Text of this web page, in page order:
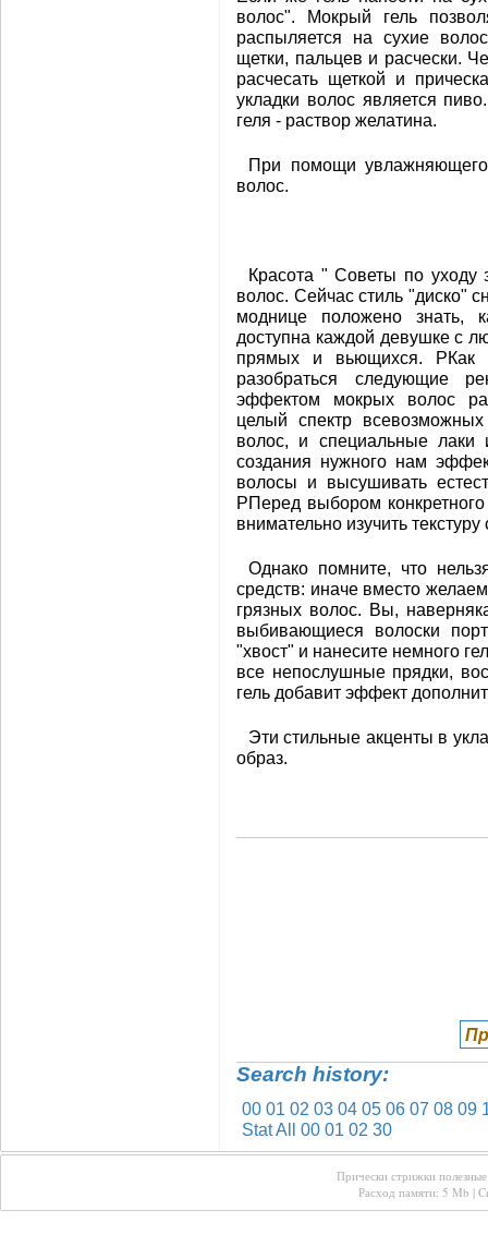
волос". Мокрый гель
распыляется на сухие
щетки, пальцев и расчески.
расчесать щеткой и
укладки волос является
геля - раствор желатина.
При помощи
волос.
Красота " Советы по уходу
волос. Сейчас стиль "диско"
моднице положено знать,
доступна каждой девушке с
прямых и вьющихся. PКак
разобраться следующие
эффектом мокрых волос
целый спектр
волос, и специальные лаки
создания нужного нам
волосы и высушивать
PПеред выбором
внимательно изучить
Однако помните, что
средств: иначе вместо
грязных волос. Вы,
выбивающиеся волоски
"хвост" и нанесите немного
все непослушные прядки,
гель добавит эффект
Эти стильные акценты в
образ.
Search history:
00 01 02 03 04 05 06 07 08 09
Stat All 00 01 02 30
Прически стрижки
Расход памяти: 5 Mb |